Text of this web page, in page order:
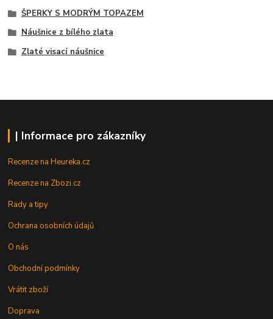
ŠPERKY S MODRÝM TOPAZEM
Náušnice z bílého zlata
Zlaté visací náušnice
| Informace pro zákazníky
Recenze na Heureka.cz
Recenze na Zbozi.cz
Rady a tipy
Ochrana osobních údajů
O nás
Obchodní podmínky
Vrátit zboží
Doprava